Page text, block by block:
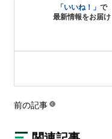
「いいね！」で
最新情報をお届け
前の記事